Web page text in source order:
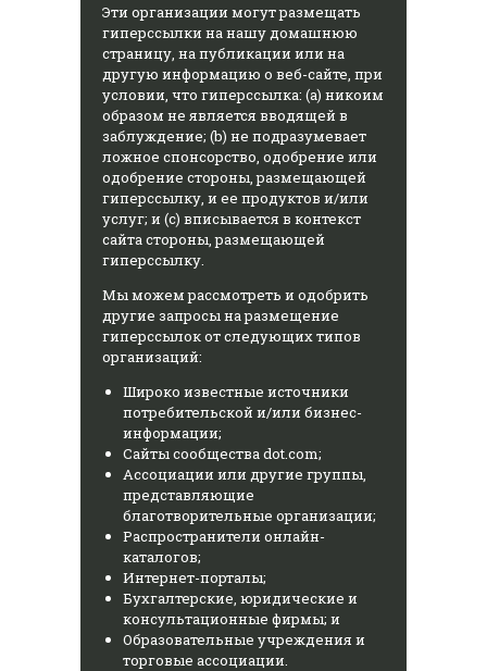
Эти организации могут размещать
гиперссылки на нашу домашнюю
страницу, на публикации или на
другую информацию о веб-сайте, при
условии, что гиперссылка: (a) никоим
образом не является вводящей в
заблуждение; (b) не подразумевает
ложное спонсорство, одобрение или
одобрение стороны, размещающей
гиперссылку, и ее продуктов и/или
услуг; и (c) вписывается в контекст
сайта стороны, размещающей
гиперссылку.
Мы можем рассмотреть и одобрить
другие запросы на размещение
гиперссылок от следующих типов
организаций:
Широко известные источники
потребительской и/или бизнес-
информации;
Сайты сообщества dot.com;
Ассоциации или другие группы,
представляющие
благотворительные организации;
Распространители онлайн-
каталогов;
Интернет-порталы;
Бухгалтерские, юридические и
консультационные фирмы; и
Образовательные учреждения и
торговые ассоциации.